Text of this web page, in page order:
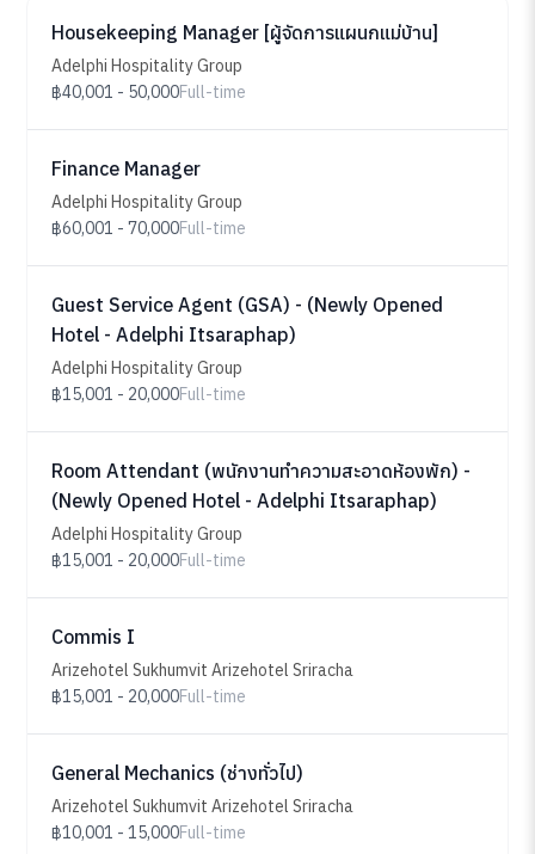
Housekeeping Manager [ผู้จัดการแผนกแม่บ้าน]
Adelphi Hospitality Group
฿40,001 - 50,000Full-time
Finance Manager
Adelphi Hospitality Group
฿60,001 - 70,000Full-time
Guest Service Agent (GSA) - (Newly Opened
Hotel - Adelphi Itsaraphap)
Adelphi Hospitality Group
฿15,001 - 20,000Full-time
Room Attendant (พนักงานทำความสะอาดห้องพัก) -
(Newly Opened Hotel - Adelphi Itsaraphap)
Adelphi Hospitality Group
฿15,001 - 20,000Full-time
Commis I
Arizehotel Sukhumvit Arizehotel Sriracha
฿15,001 - 20,000Full-time
General Mechanics (ช่างทั่วไป)
Arizehotel Sukhumvit Arizehotel Sriracha
฿10,001 - 15,000Full-time